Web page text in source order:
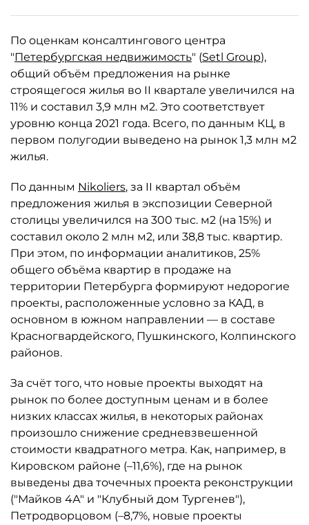
По оценкам консалтингового центра
"Петербургская недвижимость" (Setl Group),
общий объём предложения на рынке
строящегося жилья во II квартале увеличился на
11% и составил 3,9 млн м2. Это соответствует
уровню конца 2021 года. Всего, по данным КЦ, в
первом полугодии выведено на рынок 1,3 млн м2
жилья.
По данным Nikoliers, за II квартал объём
предложения жилья в экспозиции Северной
столицы увеличился на 300 тыс. м2 (на 15%) и
составил около 2 млн м2, или 38,8 тыс. квартир.
При этом, по информации аналитиков, 25%
общего объёма квартир в продаже на
территории Петербурга формируют недорогие
проекты, расположенные условно за КАД, в
основном в южном направлении — в составе
Красногвардейского, Пушкинского, Колпинского
районов.
За счёт того, что новые проекты выходят на
рынок по более доступным ценам и в более
низких классах жилья, в некоторых районах
произошло снижение средневзвешенной
стоимости квадратного метра. Как, например, в
Кировском районе (–11,6%), где на рынок
выведены два точечных проекта реконструкции
("Майков 4А" и "Клубный дом Тургенев"),
Петродворцовом (–8,7%, новые проекты